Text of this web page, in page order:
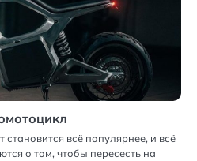
становится всё популярнее, и всё
о том, чтобы пересесть на